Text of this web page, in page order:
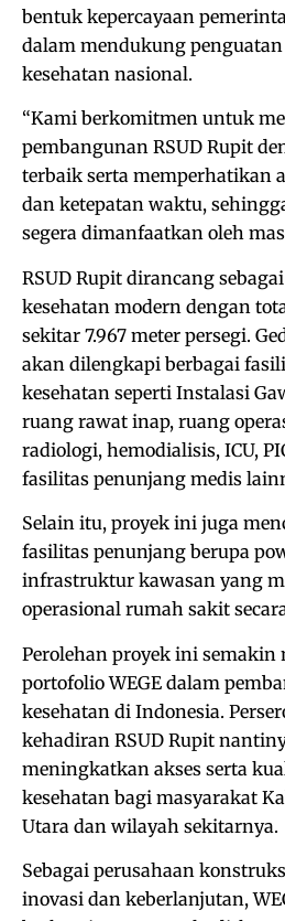
bentuk kepercayaan
dalam mendukung
kesehatan nasional.
“Kami berkomitmen untuk
pembangunan RSUD Rupit
terbaik serta memperhatikan
dan ketepatan waktu,
segera dimanfaatkan oleh
RSUD Rupit dirancang
kesehatan modern dengan
sekitar 7.967 meter persegi.
akan dilengkapi berbagai
kesehatan seperti Instalasi
ruang rawat inap, ruang
radiologi, hemodialisis, ICU,
fasilitas penunjang medis
Selain itu, proyek ini juga
fasilitas penunjang berupa
infrastruktur kawasan yang
operasional rumah sakit
Perolehan proyek ini semakin
portofolio WEGE dalam
kesehatan di Indonesia.
kehadiran RSUD Rupit
meningkatkan akses serta
kesehatan bagi masyarakat
Utara dan wilayah sekitarnya.
Sebagai perusahaan
inovasi dan keberlanjutan,